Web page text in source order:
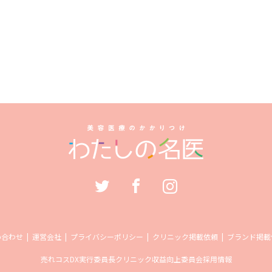
わせ 運営会社 プライバシーポリシー クリニック掲載依頼 ブランド掲
売れコスDX実行委員長クリニック収益向上委員会採用情報